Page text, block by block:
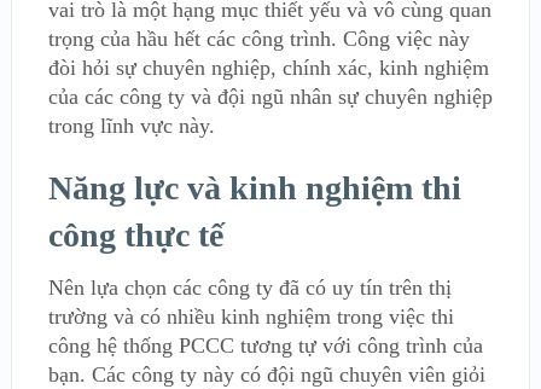
vai trò là một hạng mục thiết yếu và vô cùng quan
trọng của hầu hết các công trình. Công việc này
đòi hỏi sự chuyên nghiệp, chính xác, kinh nghiệm
của các công ty và đội ngũ nhân sự chuyên nghiệp
trong lĩnh vực này.
Năng lực và kinh nghiệm thi
công thực tế
Nên lựa chọn các công ty đã có uy tín trên thị
trường và có nhiều kinh nghiệm trong việc thi
công hệ thống PCCC tương tự với công trình của
bạn. Các công ty này có đội ngũ chuyên viên giỏi